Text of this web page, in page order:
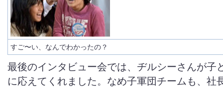
すご〜い、なんでわかったの？
最後のインタビュー会では、ヂルシーさんが子
に応えてくれました。なめ子軍団チームも、社